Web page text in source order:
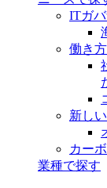
ITガ
働き
新し
カー
業種で探す